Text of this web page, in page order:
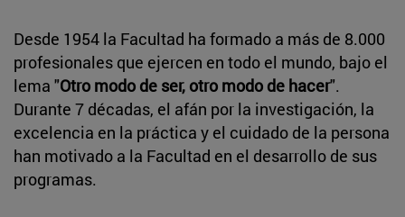
Desde 1954 la Facultad ha formado a más de 8.000
profesionales que ejercen en todo el mundo, bajo el
lema "Otro modo de ser, otro modo de hacer".
Durante 7 décadas, el afán por la investigación, la
excelencia en la práctica y el cuidado de la persona
han motivado a la Facultad en el desarrollo de sus
programas.